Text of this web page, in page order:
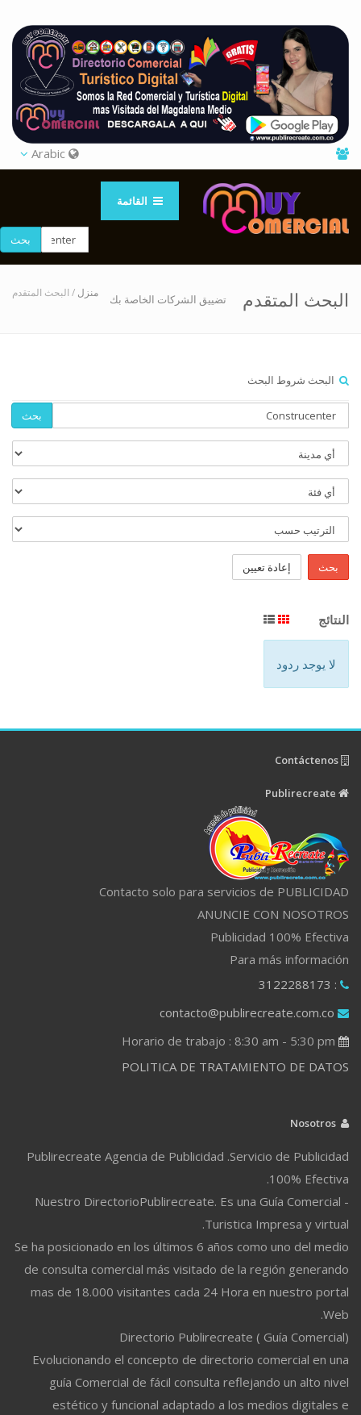
القائمة
بحث
البحث المتقدم تضييق الشركات الخاصة بك منزل / البحث المتقدم
البحث شروط البحث
بحث
بحث إعادة تعيين
النتائج
لا يوجد ردود
Contacto solo para servicios de PUBLICIDAD
ANUNCIE CON NOSOTROS
Publicidad 100% Efectiva
Para más información
: 3122288173
contacto@publirecreate.com.co
POLITICA DE TRATAMIENTO DE DATOS
Publirecreate Agencia de Publicidad .Servicio de Publicidad
100% Efectiva.
Nuestro DirectorioPublirecreate. Es una Guía Comercial -
Turistica Impresa y virtual.
Se ha posicionado en los últimos 6 años como uno del medio
de consulta comercial más visitado de la región generando
mas de 18.000 visitantes cada 24 Hora en nuestro portal
Web.
Directorio Publirecreate ( Guía Comercial)
Evolucionando el concepto de directorio comercial en una
guía Comercial de fácil consulta reflejando un alto nivel
estético y funcional adaptado a los medios digitales e